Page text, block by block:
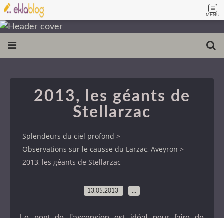
MENU
2013, les géants de
Stellarzac
Splendeurs du ciel profond >
Observations sur le causse du Larzac, Aveyron >
2013, les géants de Stellarzac
13.05.2013 …